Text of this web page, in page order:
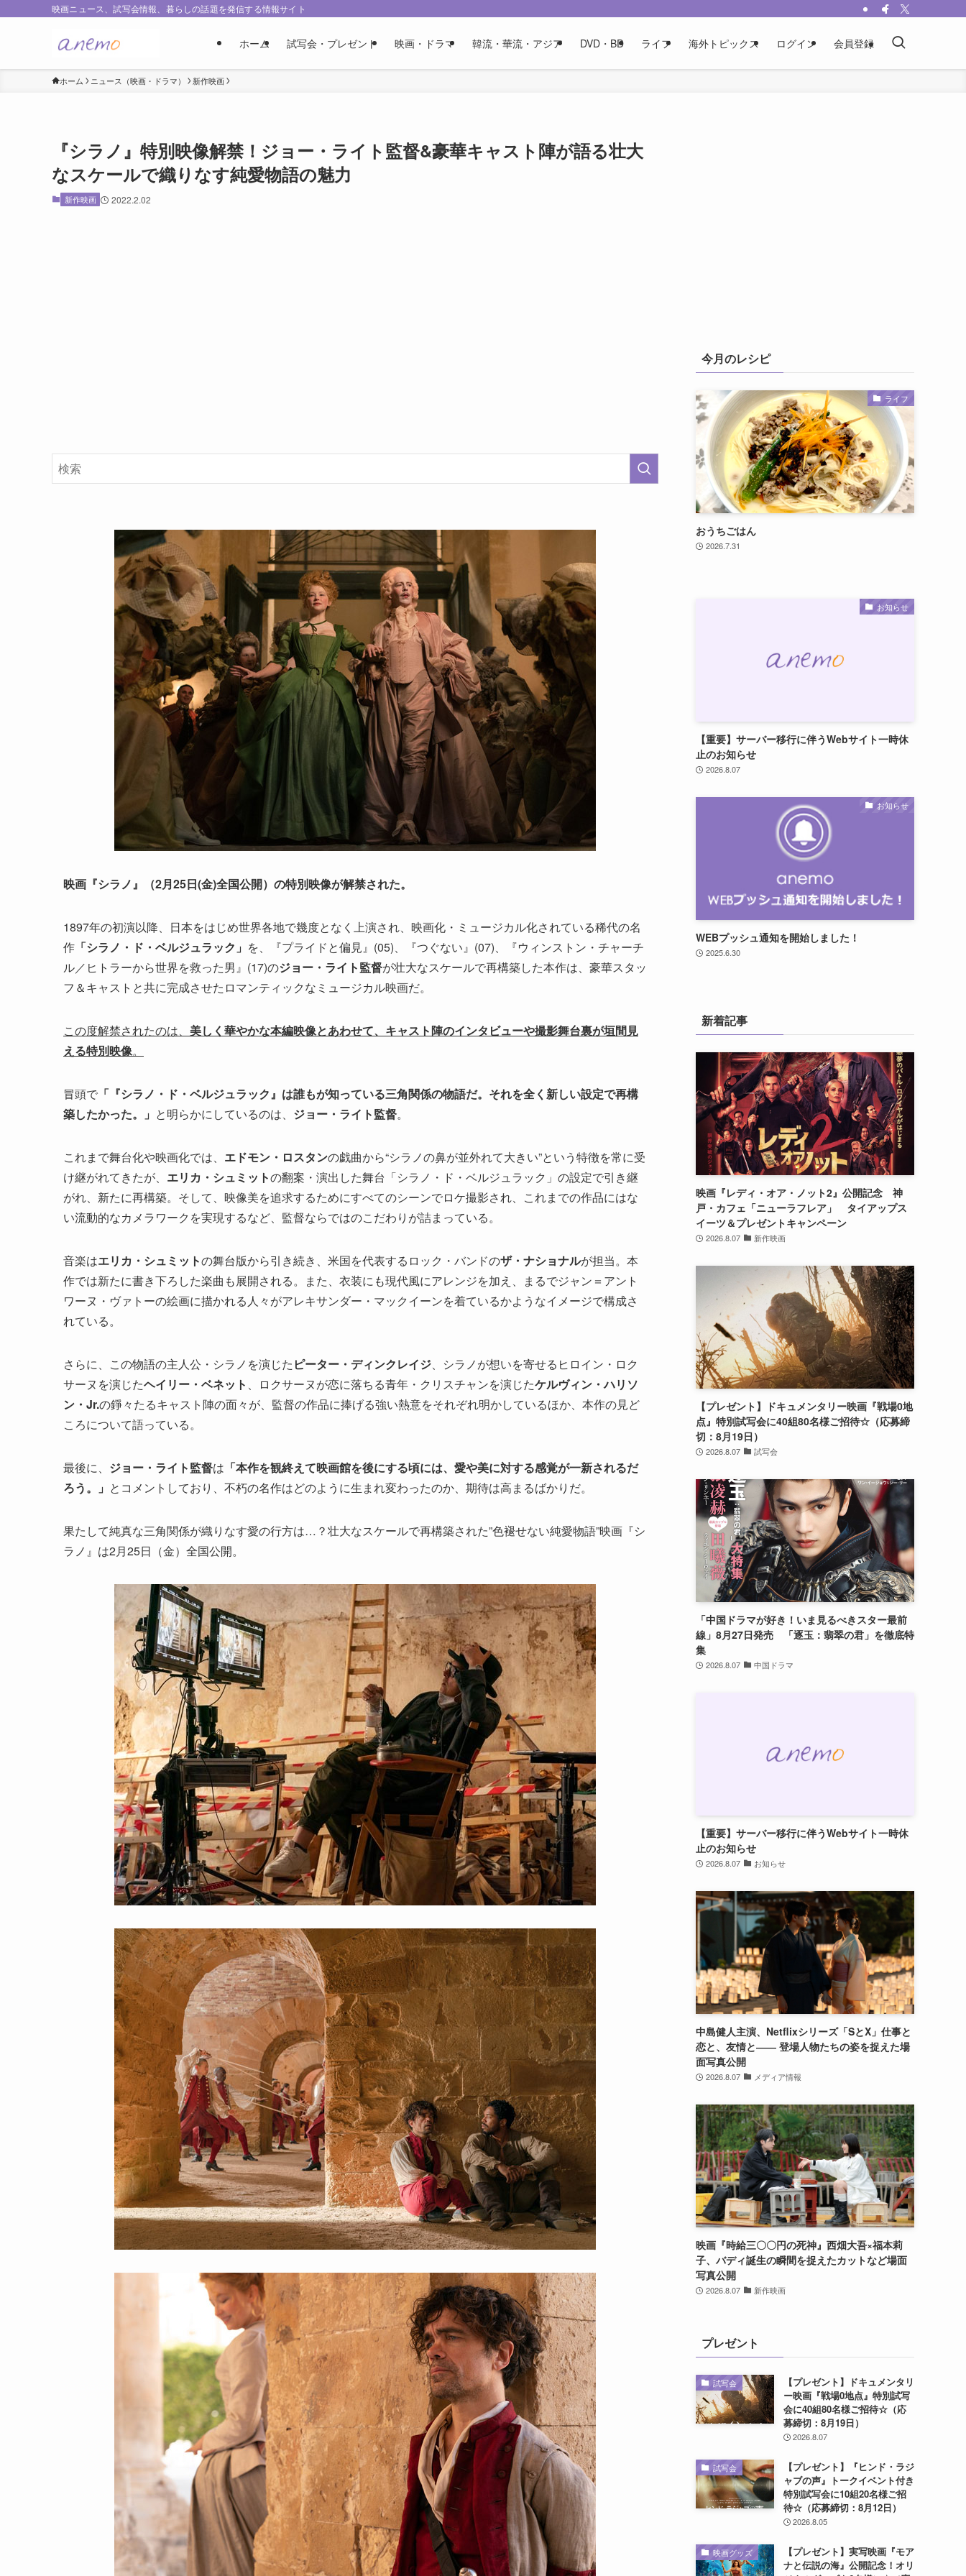
映画ニュース、試写会情報、暮らしの話題を発信する情報サイト
ホーム 試写会・プレゼント 映画・ドラマ 韓流・華流・アジア DVD・BD ライフ 海外トピックス ログイン 会員登録
ホーム ニュース（映画・ドラマ） 新作映画
『シラノ』特別映像解禁！ジョー・ライト監督&豪華キャスト陣が語る壮大
なスケールで織りなす純愛物語の魅力
新作映画 2022.2.02
映画『シラノ』（2月25日(金)全国公開）の特別映像が解禁された。
1897年の初演以降、日本をはじめ世界各地で幾度となく上演され、映画化・ミュージカル化されている稀代の名
作 「シラノ・ド・ベルジュラック」 を、『プライドと偏見』(05)、『つぐない』(07)、『ウィンストン・チャーチ
ル／ヒトラーから世界を救った男』(17)のジョー・ライト監督が壮大なスケールで再構築した本作は、豪華スタッ
フ＆キャストと共に完成させたロマンティックなミュージカル映画だ。
この度解禁されたのは、 美しく華やかな本編映像とあわせて、キャスト陣のインタビューや撮影舞台裏が垣間見
える特別映像。
冒頭で 「『シラノ・ド・ベルジュラック』は誰もが知っている三角関係の物語だ。それを全く新しい設定で再構
築したかった。」 と明らかにしているのは、 ジョー・ライト監督。
これまで舞台化や映画化では、 エドモン・ロスタンの戯曲から“シラノの鼻が並外れて大きい”という特徴を常に受
け継がれてきたが、 エリカ・シュミットの翻案・演出した舞台「シラノ・ド・ベルジュラック」の設定で引き継
がれ、新たに再構築。そして、映像美を追求するためにすべてのシーンでロケ撮影され、これまでの作品にはな
い流動的なカメラワークを実現するなど、監督ならではのこだわりが詰まっている。
音楽はエリカ・シュミットの舞台版から引き続き、米国を代表するロック・バンドのザ・ナショナルが担当。本
作では新たに書き下ろした楽曲も展開される。また、衣装にも現代風にアレンジを加え、まるでジャン＝アント
ワーヌ・ヴァトーの絵画に描かれる人々がアレキサンダー・マックイーンを着ているかようなイメージで構成さ
れている。
さらに、この物語の主人公・シラノを演じた ピーター・ディンクレイジ、シラノが想いを寄せるヒロイン・ロク
サーヌを演じたヘイリー・ベネット 、ロクサーヌが恋に落ちる青年・クリスチャンを演じたケルヴィン・ハリソ
ン・Jr.の錚々たるキャスト陣の面々が、監督の作品に捧げる強い熱意をそれぞれ明かしているほか、本作の見ど
ころについて語っている。
最後に、 ジョー・ライト監督は 「本作を観終えて映画館を後にする頃には、愛や美に対する感覚が一新されるだ
ろう。」 とコメントしており、不朽の名作はどのように生まれ変わったのか、期待は高まるばかりだ。
果たして純真な三角関係が織りなす愛の行方は…？壮大なスケールで再構築された”色褪せない純愛物語”映画『シ
ラノ』は2月25日（金）全国公開。
今月のレシピ
ライフ
おうちごはん
2026.7.31
お知らせ
【重要】サーバー移行に伴うWebサイト一時休
止のお知らせ
2026.8.07
お知らせ
WEBプッシュ通知を開始しました！
2025.6.30
新着記事
映画『レディ・オア・ノット2』公開記念 神
戸・カフェ「ニューラフレア」 タイアップス
イーツ＆プレゼントキャンペーン
2026.8.07 新作映画
【プレゼント】ドキュメンタリー映画『戦場0地
点』特別試写会に40組80名様ご招待☆（応募締
切：8月19日）
2026.8.07 試写会
「中国ドラマが好き！いま見るべきスター最前
線」8月27日発売 「逐玉：翡翠の君」を徹底特
集
2026.8.07 中国ドラマ
【重要】サーバー移行に伴うWebサイト一時休
止のお知らせ
2026.8.07 お知らせ
中島健人主演、Netflixシリーズ「SとX」仕事と
恋と、友情と―― 登場人物たちの姿を捉えた場
面写真公開
2026.8.07 メディア情報
映画『時給三〇〇円の死神』西畑大吾×福本莉
子、バディ誕生の瞬間を捉えたカットなど場面
写真公開
2026.8.07 新作映画
プレゼント
試写会
【プレゼント】ドキュメンタリ
ー映画『戦場0地点』特別試写
会に40組80名様ご招待☆（応
募締切：8月19日）
2026.8.07
試写会
【プレゼント】『ヒンド・ラジ
ャブの声』トークイベント付き
特別試写会に10組20名様ご招
待☆（応募締切：8月12日）
2026.8.05
映画グッズ
【プレゼント】実写映画『モア
ナと伝説の海』公開記念！オリ